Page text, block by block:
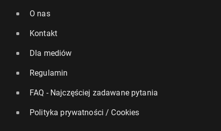
O nas
Kontakt
Dla mediów
Regulamin
FAQ - Najczęściej zadawane pytania
Polityka prywatności / Cookies